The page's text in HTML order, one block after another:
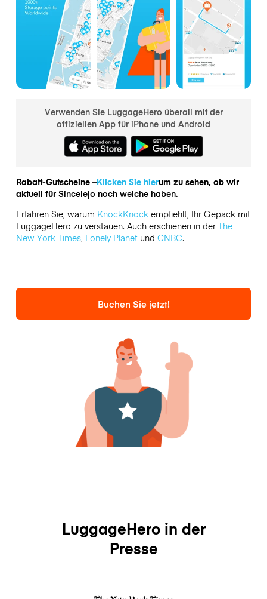
Verwenden Sie LuggageHero überall mit der
offiziellen App für iPhone und Android
Rabatt-Gutscheine –Klicken Sie hierum zu sehen, ob wir
aktuell für Sincelejo noch welche haben.
Erfahren Sie, warum KnockKnockempfiehlt, Ihr Gepäck mit
LuggageHero zu verstauen. Auch erschienen in der The
New York Times, Lonely Planetund CNBC.
Buchen Sie jetzt!
LuggageHero in der
Presse